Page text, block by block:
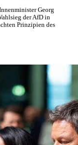
Georg
der AfD in
Prinzipien des